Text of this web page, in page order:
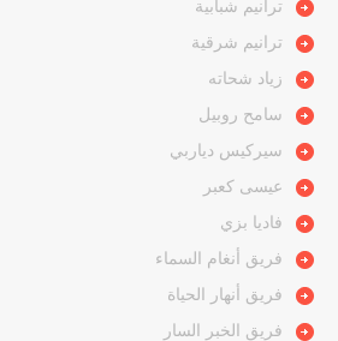
ترانيم شبابية
ترانيم شرقية
زياد شحاته
سامح روبيل
سيركيس دياربي
عيسى كعبر
فاديا بزي
فريق أنغام السماء
فريق أنهار الحياة
فريق الخبر السار